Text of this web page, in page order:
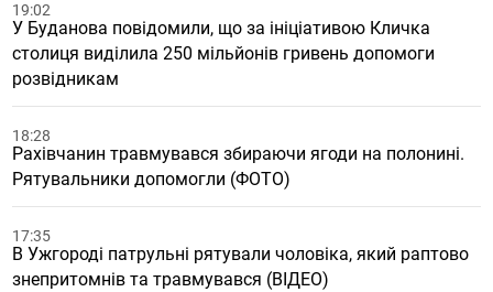
19:02
У Буданова повідомили, що за ініціативою Кличка
столиця виділила 250 мільйонів гривень допомоги
розвідникам
18:28
Рахівчанин травмувався збираючи ягоди на полонині.
Рятувальники допомогли (ФОТО)
17:35
В Ужгороді патрульні рятували чоловіка, який раптово
знепритомнів та травмувався (ВІДЕО)